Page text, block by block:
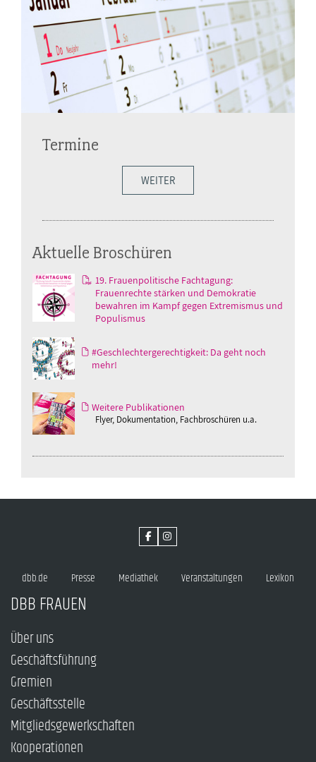
Termine
WEITER
Aktuelle Broschüren
19. Frauenpolitische Fachtagung:
Frauenrechte stärken und Demokratie
bewahren im Kampf gegen Extremismus und
Populismus
#Geschlechtergerechtigkeit: Da geht noch
mehr!
Weitere Publikationen
Flyer, Dokumentation, Fachbroschüren u.a.
dbb.de Presse Mediathek Veranstaltungen Lexikon
DBB FRAUEN
Über uns
Geschäftsführung
Gremien
Geschäftsstelle
Mitgliedsgewerkschaften
Kooperationen